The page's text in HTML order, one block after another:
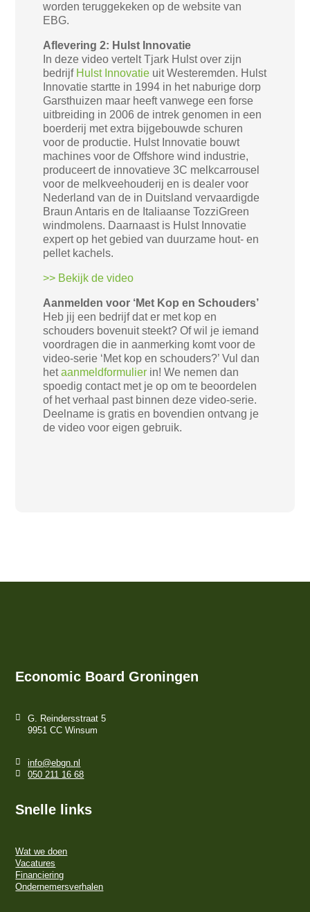
worden teruggekeken op de website van
EBG.
Aflevering 2: Hulst Innovatie
In deze video vertelt Tjark Hulst over zijn
bedrijf Hulst Innovatie uit Westeremden. Hulst
Innovatie startte in 1994 in het naburige dorp
Garsthuizen maar heeft vanwege een forse
uitbreiding in 2006 de intrek genomen in een
boerderij met extra bijgebouwde schuren
voor de productie. Hulst Innovatie bouwt
machines voor de Offshore wind industrie,
produceert de innovatieve 3C melkcarrousel
voor de melkveehouderij en is dealer voor
Nederland van de in Duitsland vervaardigde
Braun Antaris en de Italiaanse TozziGreen
windmolens. Daarnaast is Hulst Innovatie
expert op het gebied van duurzame hout- en
pellet kachels.
>> Bekijk de video
Aanmelden voor ‘Met Kop en Schouders’
Heb jij een bedrijf dat er met kop en
schouders bovenuit steekt? Of wil je iemand
voordragen die in aanmerking komt voor de
video-serie ‘Met kop en schouders?’ Vul dan
hetaanmeldformulier in! We nemen dan
spoedig contact met je op om te beoordelen
of het verhaal past binnen deze video-serie.
Deelname is gratis en bovendien ontvang je
de video voor eigen gebruik.
Economic Board Groningen
G. Reindersstraat 5
9951 CC Winsum
info@ebgn.nl
050 211 16 68
Snelle links
Wat we doen
Vacatures
Financiering
Ondernemersverhalen